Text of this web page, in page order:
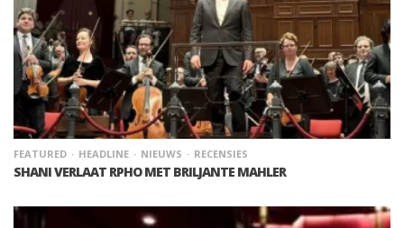
FEATURED HEADLINE NIEUWS RECENSIES
SHANI VERLAAT RPHO MET BRILJANTE MAHLER